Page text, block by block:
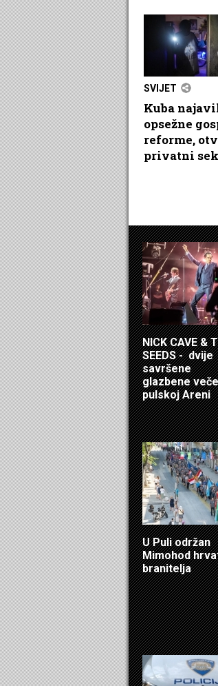
SVIJET
Kuba
opsežne
reforme,
privatni
NICK CAVE &
SEEDS - dvije
savršene
glazbene
pulskoj Areni
U Puli održan
Mimohod
branitelja